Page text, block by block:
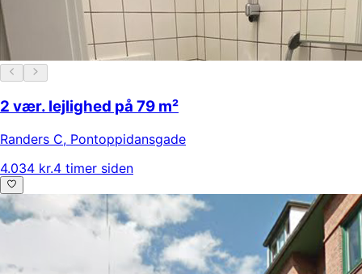
2 vær. lejlighed på 79 m²
Randers C, Pontoppidansgade
4.034 kr.4 timer siden